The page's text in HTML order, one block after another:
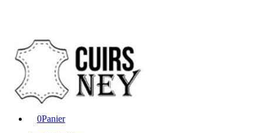
0Panier